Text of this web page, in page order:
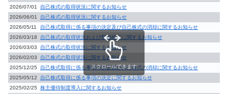
2026/07/01
自己株式の取得状況に関するお知らせ
2026/06/01
自己株式の取得状況に関するお知らせ
2026/05/11
自己株式取得に係る事項の決定及び自己株式の消却に関するお知らせ
2026/03/18
自己株式の取得状況および取得終了に関するお知らせ
2026/03/03
自己株式の取得状況に関するお知らせ
2026/02/03
自己株式の取得状況に関するお知らせ
2025/12/25
自己株式取得に係る事項の決定及び自己株式の消却に関するお知らせ
2025/05/12
自己株式取得に係る事項の決定に関するお知らせ
2025/02/25
株主優待制度導入に関するお知らせ
スクロールできます